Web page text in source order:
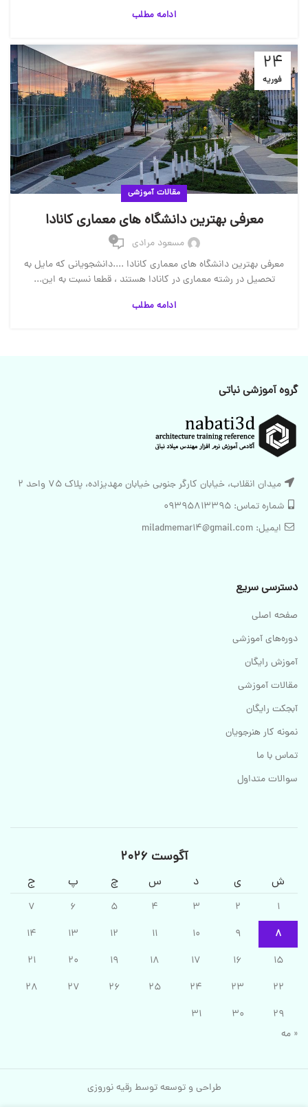
ادامه مطلب
24
فوریه
مقالات آموزشی
معرفی بهترین دانشگاه های معماری کانادا
مسعود مرادی 0
معرفی بهترین دانشگاه های معماری کانادا ....دانشجویانی که مایل به
تحصیل در رشته معماری در کانادا هستند ، قطعا نسبت به این...
ادامه مطلب
گروه آموزشی نباتی
میدان انقلاب، خیابان کارگر جنوبی خیابان مهدیزاده، پلاک 75 واحد 2
شماره تماس: 09395813395
ایمیل: miladmemar14@gmail.com
دسترسی سریع
صفحه اصلی
دوره‌های آموزشی
آموزش رایگان
مقالات آموزشی
آبجکت رایگان
نمونه کار هنرجویان
تماس با ما
سوالات متداول
آگوست 2026
ش ی د س چ پ ج
1
2
3
4
5
6
7
8
9
10
11
12
13
14
15
16
17
18
19
20
21
22
23
24
25
26
27
28
29
30
31
« مه
طراحی و توسعه توسط رقیه نوروزی